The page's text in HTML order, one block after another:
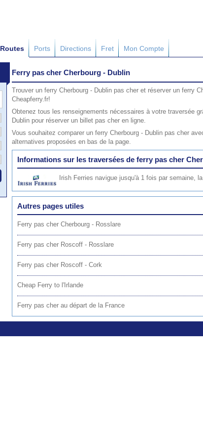
Routes Ports Directions Fret Mon Compte
Ferry pas cher Cherbourg - Dublin
Trouver un ferry Cherbourg - Dublin pas cher et réserver un ferry
Cheapferry.fr!
Obtenez tous les renseignements nécessaires à votre traversée
Dublin pour réserver un billet pas cher en ligne.
Vous souhaitez comparer un ferry Cherbourg - Dublin pas cher
alternatives proposées en bas de la page.
Informations sur les traversées de ferry pas cher
Irish Ferries navigue jusqu'à 1 fois par semaine,
Autres pages utiles
Ferry pas cher Cherbourg - Rosslare
Ferry pas cher Roscoff - Rosslare
Ferry pas cher Roscoff - Cork
Cheap Ferry to l'Irlande
Ferry pas cher au départ de la France